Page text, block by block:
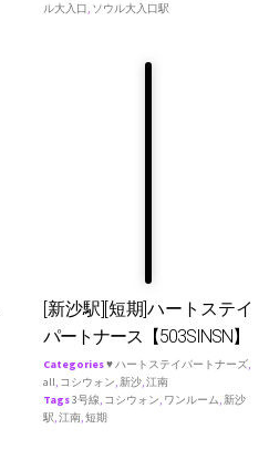
ル大入口, ソウル大入口駅
[新沙駅][短期]ハートステイ
パートナース【503SINSN】
Categories♥ ハートステイパートナーズ,
all, コシウォン,新沙,江南
Tags3号線, コシウォン, ワンルーム,新沙
駅,江南,短期